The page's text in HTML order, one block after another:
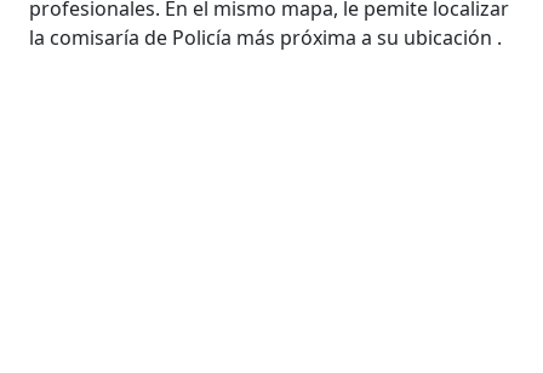
profesionales. En el mismo mapa, le pemite localizar
la comisaría de Policía más próxima a su ubicación .